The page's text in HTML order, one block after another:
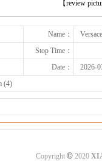
【review
Name：
Stop Time：
Date：
2026-
(4)
Copyright ©2020